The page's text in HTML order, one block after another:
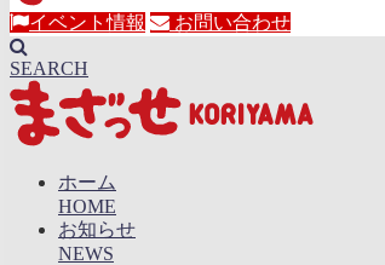
イベント情報 お問い合わせ
SEARCH
ホーム
HOME
お知らせ
NEWS